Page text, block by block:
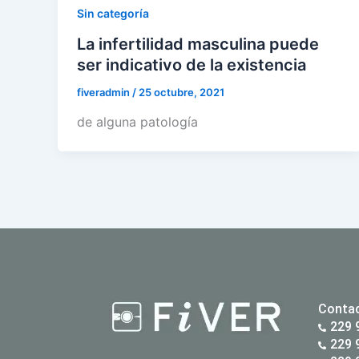
Sin categoría
La infertilidad masculina puede
ser indicativo de la existencia
fiveradmin / 25 octubre, 2021
de alguna patología
229
229